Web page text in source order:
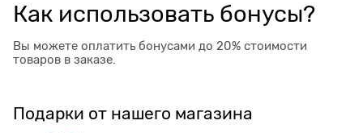
Как использовать бонусы?
Вы можете оплатить бонусами до 20% стоимости
товаров в заказе.
Подарки от нашего магазина